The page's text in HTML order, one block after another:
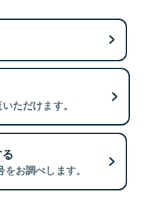
ただけます。
お調べします。